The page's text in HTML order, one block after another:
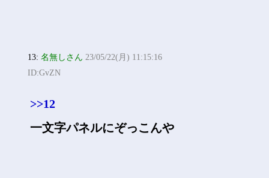
13:名無しさん 23/05/22(月) 11:15:16
ID:GvZN
>>12
一文字パネルにぞっこんや